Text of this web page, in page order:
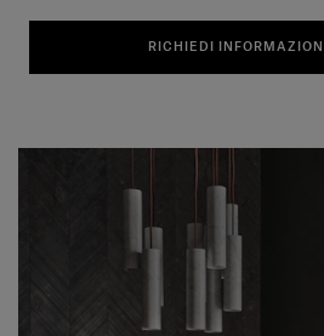
RICHIEDI INFORMAZIONI